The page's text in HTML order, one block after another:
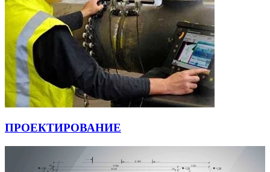
ПРОЕКТИРОВАНИЕ